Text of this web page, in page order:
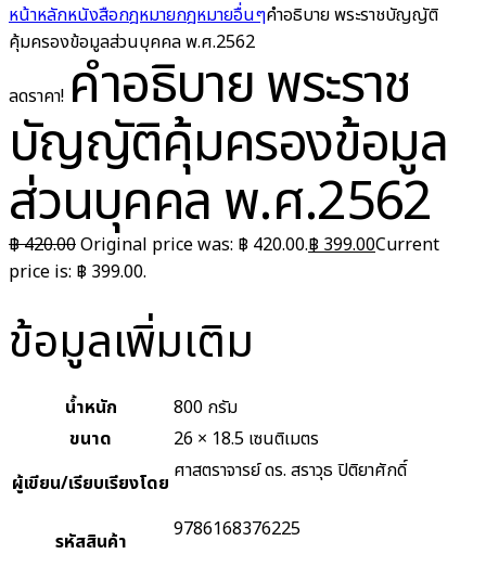
หน้าหลักหนังสือกฎหมายกฎหมายอื่นๆคำอธิบาย พระราชบัญญัติ
คุ้มครองข้อมูลส่วนบุคคล พ.ศ.2562
ลดราคา! คำอธิบาย พระราช
บัญญัติคุ้มครองข้อมูล
ส่วนบุคคล พ.ศ.2562
฿420.00Original price was: ฿ 420.00.฿ 399.00Current
price is: ฿ 399.00.
ข้อมูลเพิ่มเติม
น้ำหนัก
800 กรัม
ขนาด
26 × 18.5 เซนติเมตร
ผู้เขียน/เรียบเรียงโดย ศาสตราจารย์ ดร. สราวุธ ปิติยาศักดิ์
รหัสสินค้า 9786168376225